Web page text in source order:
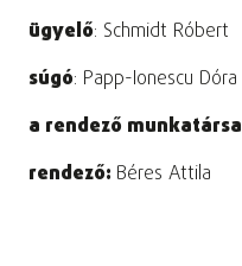
ügyelő: Schmidt Róbert
súgó: Papp-Ionescu Dóra
a rendező munkatársa
rendező: Béres Attila